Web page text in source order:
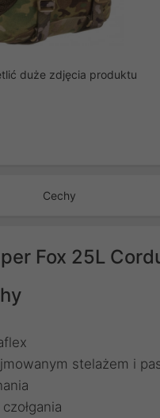
duże zdjęcia produktu
Cechy
Fox 25L
stelażem i